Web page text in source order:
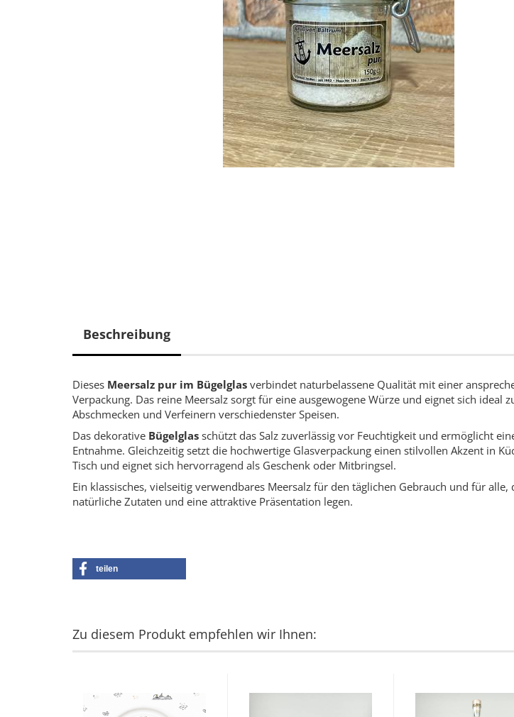
Beschreibung
Dieses Meersalz pur im Bügelglas verbindet naturbelassene Qualität mit einer
Verpackung. Das reine Meersalz sorgt für eine ausgewogene Würze und eignet sich ideal
Abschmecken und Verfeinern verschiedenster Speisen.
Das dekorative Bügelglas schützt das Salz zuverlässig vor Feuchtigkeit und ermöglicht
Entnahme. Gleichzeitig setzt die hochwertige Glasverpackung einen stilvollen Akzent in
Tisch und eignet sich hervorragend als Geschenk oder Mitbringsel.
Ein klassisches, vielseitig verwendbares Meersalz für den täglichen Gebrauch und für alle,
natürliche Zutaten und eine attraktive Präsentation legen.
teilen
Zu diesem Produkt empfehlen wir Ihnen: